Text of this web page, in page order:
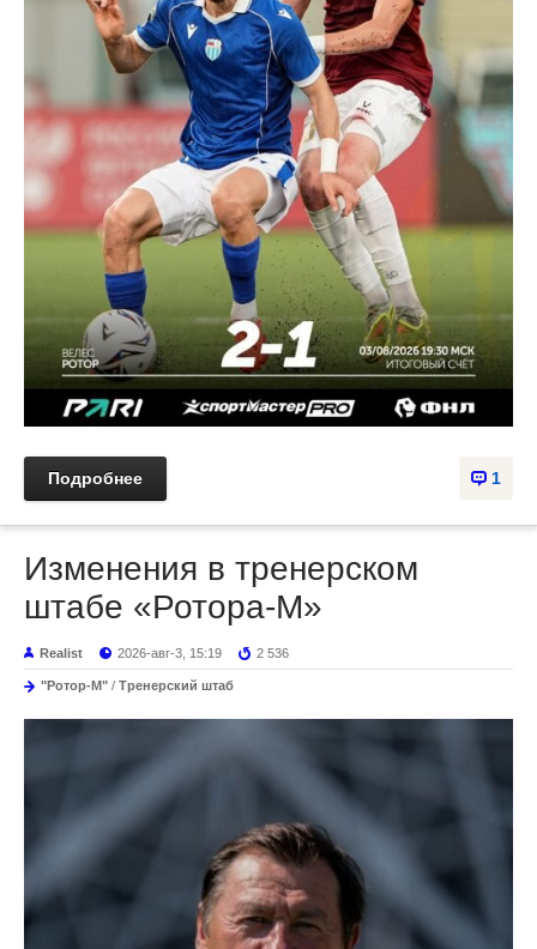
1
Подробнее
Изменения в тренерском
штабе «Ротора-М»
Realist 2026-авг-3, 15:19 2 536
"Ротор-М" / Тренерский штаб